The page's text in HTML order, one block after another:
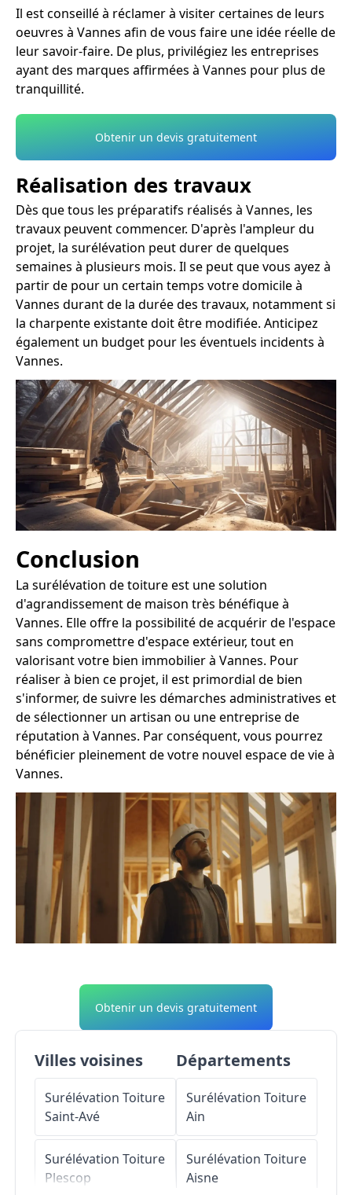
Il est conseillé à réclamer à visiter certaines de leurs
oeuvres à Vannes afin de vous faire une idée réelle de
leur savoir-faire. De plus, privilégiez les entreprises
ayant des marques affirmées à Vannes pour plus de
tranquillité.
Obtenir un devis gratuitement
Réalisation des travaux
Dès que tous les préparatifs réalisés à Vannes, les
travaux peuvent commencer. D'après l'ampleur du
projet, la surélévation peut durer de quelques
semaines à plusieurs mois. Il se peut que vous ayez à
partir de pour un certain temps votre domicile à
Vannes durant de la durée des travaux, notamment si
la charpente existante doit être modifiée. Anticipez
également un budget pour les éventuels incidents à
Vannes.
Conclusion
La surélévation de toiture est une solution
d'agrandissement de maison très bénéfique à
Vannes. Elle offre la possibilité de acquérir de l'espace
sans compromettre d'espace extérieur, tout en
valorisant votre bien immobilier à Vannes. Pour
réaliser à bien ce projet, il est primordial de bien
s'informer, de suivre les démarches administratives et
de sélectionner un artisan ou une entreprise de
réputation à Vannes. Par conséquent, vous pourrez
bénéficier pleinement de votre nouvel espace de vie à
Vannes.
Obtenir un devis gratuitement
Villes voisines
Surélévation Toiture
Saint-Avé
Surélévation Toiture
Plescop
Départements
Surélévation Toiture
Ain
Surélévation Toiture
Aisne